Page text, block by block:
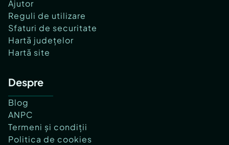
Ajutor
Reguli de utilizare
Sfaturi de securitate
Hartă județelor
Hartă site
Despre
Blog
ANPC
Termeni și condiții
Politica de cookies